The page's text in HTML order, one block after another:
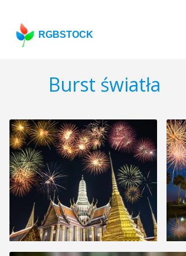
RGBSTOCK
Burst światła